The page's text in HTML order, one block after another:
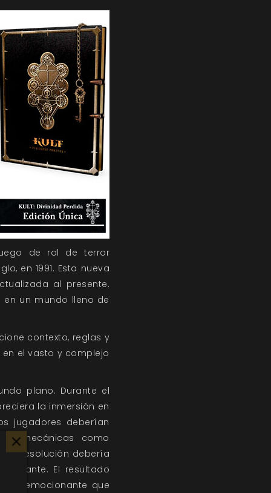
de rol de terror
en 1991. Esta nueva
al presente.
un mundo lleno de
contexto, reglas y
el vasto y complejo
plano. Durante el
la inmersión en
jugadores deberían
mecánicas como
la resolución debería
El resultado
emocionante que